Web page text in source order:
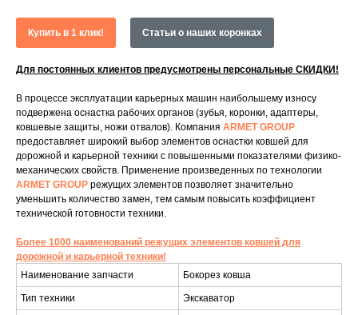
Купить в 1 клик! Статьи о наших коронках
Для постоянных клиентов предусмотрены персональные СКИДКИ!
В процессе эксплуатации карьерных машин наибольшему износу
подвержена оснастка рабочих органов (зубья, коронки, адаптеры,
ковшевые защиты, ножи отвалов). Компания ARMET GROUP
предоставляет широкий выбор элементов оснастки ковшей для
дорожной и карьерной техники с повышенными показателями физико-
механических свойств. Применение произведенных по технологии
ARMET GROUP режущих элементов позволяет значительно
уменьшить количество замен, тем самым повысить коэффициент
технической готовности техники.
Более 1000 наименований режущих элементов ковшей для
дорожной и карьерной техники!
Наименование запчасти
Бокорез ковша
Тип техники Экскаватор